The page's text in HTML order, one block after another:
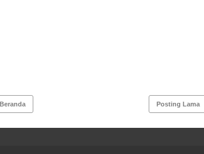
Posting Lama
Beranda